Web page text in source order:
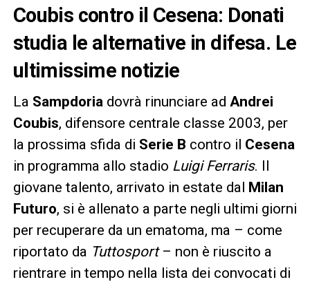
Coubis contro il Cesena: Donati
studia le alternative in difesa. Le
ultimissime notizie
La Sampdoria dovrà rinunciare ad Andrei
Coubis, difensore centrale classe 2003, per
la prossima sfida di Serie B contro il Cesena
in programma allo stadio Luigi Ferraris. Il
giovane talento, arrivato in estate dal Milan
Futuro, si è allenato a parte negli ultimi giorni
per recuperare da un ematoma, ma – come
riportato da Tuttosport– non è riuscito a
rientrare in tempo nella lista dei convocati di